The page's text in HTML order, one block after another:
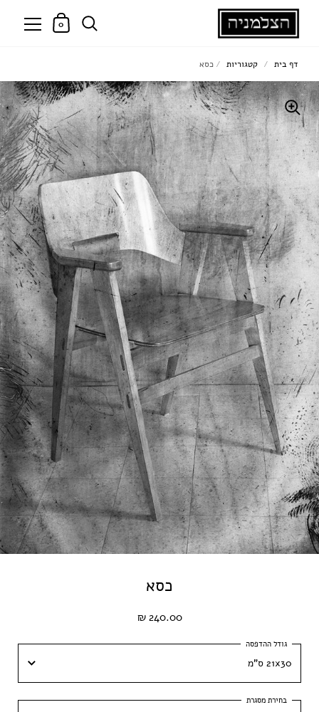
0
כסא
240.00 ₪
21x30 ס"מ
21x30 ס"מ
דף בית / קטגוריות / כסא